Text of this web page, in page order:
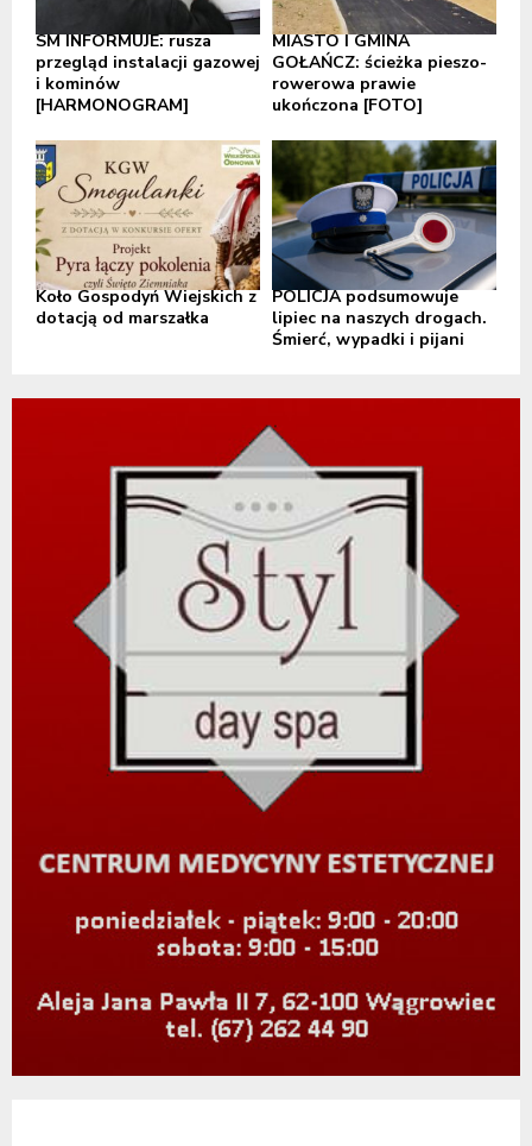
SM INFORMUJE: rusza
przegląd instalacji gazowej
i kominów
[HARMONOGRAM]
MIASTO I GMINA
GOŁAŃCZ: ścieżka pieszo-
rowerowa prawie
ukończona [FOTO]
Koło Gospodyń Wiejskich z
dotacją od marszałka
POLICJA podsumowuje
lipiec na naszych drogach.
Śmierć, wypadki i pijani